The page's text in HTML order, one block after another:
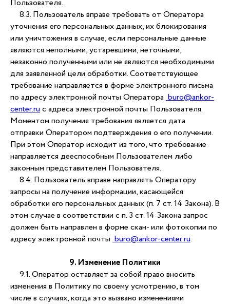
Пользователя.
8.3. Пользователь вправе требовать от Оператора
уточнения его персональных данных, их блокирования
или уничтожения в случае, если персональные данные
являются неполными, устаревшими, неточными,
незаконно полученными или не являются необходимыми
для заявленной цели обработки. Соответствующее
требование направляется в форме электронного письма
по адресу электронной почты Оператора buro@ankor-
center.ruс адреса электронной почты Пользователя.
Моментом получения требования является дата
отправки Оператором подтверждения о его получении.
При этом Оператор исходит из того, что требование
направляется дееспособным Пользователем либо
законным представителем Пользователя.
8.4. Пользователь вправе направлять Оператору
запросы на получение информации, касающейся
обработки его персональных данных (п. 7 ст. 14 Закона). В
этом случае в соответствии с п. 3 ст. 14 Закона запрос
должен быть направлен в форме скан- или фотокопии по
адресу электронной почты buro@ankor-center.ru.
9. Изменение Политики
9.1. Оператор оставляет за собой право вносить
изменения в Политику по своему усмотрению, в том
числе в случаях, когда это вызвано изменениями
ankor школа английского в Чебоксарах
НОВОЧЕБОКСАРСК
ЦЕНТР
НОВОЮЖНЫЙ РАЙОН
РАЙОН
больница»
Рождественского, 1
// ост.
«Гимназическая»
пр-т Тракторостроителей,
// ост. «ул. Гастелло»
Гражданская, 119б
// ост. «Мате Залка»
Байдула, 10
// ост. «Микрорайон
Благовещенский»
Московский пр-т, 19/9
// ост. «ул. Афанасьева»
Миначева»